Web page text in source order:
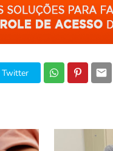
Twitter